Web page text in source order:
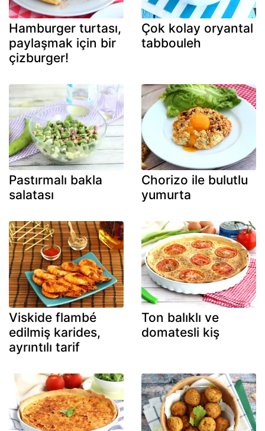
Hamburger turtası,
paylaşmak için bir
çizburger!
Çok kolay oryantal
tabbouleh
Pastırmalı bakla
salatası
Chorizo ile bulutlu
yumurta
Viskide flambé
edilmiş karides,
ayrıntılı tarif
Ton balıklı ve
domatesli kiş